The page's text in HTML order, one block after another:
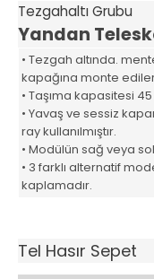
Tezgahaltı Grubu
Yandan
• Tezgah altında.
kapağına monte
• Taşıma kapasitesi 45
• Yavaş ve sessiz
ray kullanılmıştır.
• Modülün sağ veya
• 3 farklı alternatif
kaplamadır.
Tel Hasır Sepet